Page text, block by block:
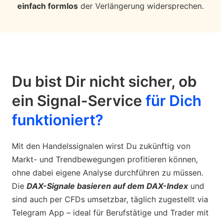
einfach formlos der Verlängerung widersprechen.
Du bist Dir nicht sicher, ob
ein Signal-Service für Dich
funktioniert?
Mit den Handelssignalen wirst Du zukünftig von
Markt- und Trendbewegungen profitieren können,
ohne dabei eigene Analyse durchführen zu müssen.
Die DAX-Signale basieren auf dem DAX-Indexund
sind auch per CFDs umsetzbar, täglich zugestellt via
Telegram App – ideal für Berufstätige und Trader mit